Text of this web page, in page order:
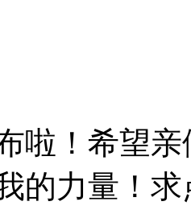
啦！希望
的力量！